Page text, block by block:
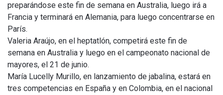
preparándose este fin de semana en Australia, luego irá a
Francia y terminará en Alemania, para luego concentrarse en
París.
Valeria Araújo, en el heptatlón, competirá este fin de
semana en Australia y luego en el campeonato nacional de
mayores, el 21 de junio.
María Lucelly Murillo, en lanzamiento de jabalina, estará en
tres competencias en España y en Colombia, en el nacional